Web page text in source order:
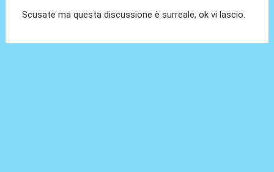
Scusate ma questa discussione è surreale, ok vi lascio.